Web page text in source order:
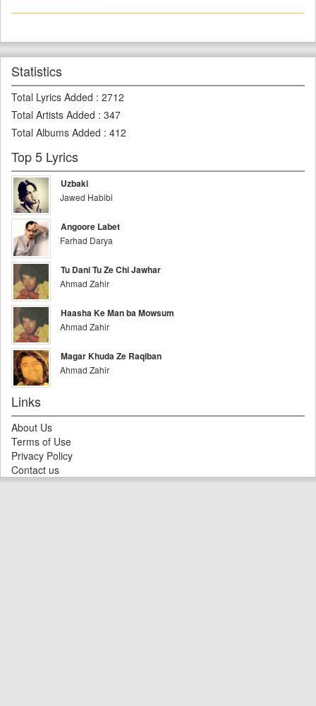
Statistics
Total Lyrics Added : 2712
Total Artists Added : 347
Total Albums Added : 412
Top 5 Lyrics
Uzbaki
Jawed Habibi
Angoore Labet
Farhad Darya
Tu Dani Tu Ze Chi Jawhar
Ahmad Zahir
Haasha Ke Man ba Mowsum
Ahmad Zahir
Magar Khuda Ze Raqiban
Ahmad Zahir
Links
About Us
Terms of Use
Privacy Policy
Contact us